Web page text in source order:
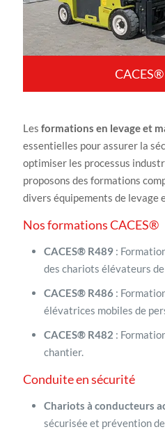
Les formations en levage et
essentielles pour assurer la
optimiser les processus
proposons des formations
divers équipements de levage
Nos formations CACES®
CACES® R489 :
des chariots élévateurs
CACES® R486 :
élévatrices mobiles de
CACES® R482 :
chantier.
Conduite en sécurité
Chariots à conducteurs
sécurisée et prévention